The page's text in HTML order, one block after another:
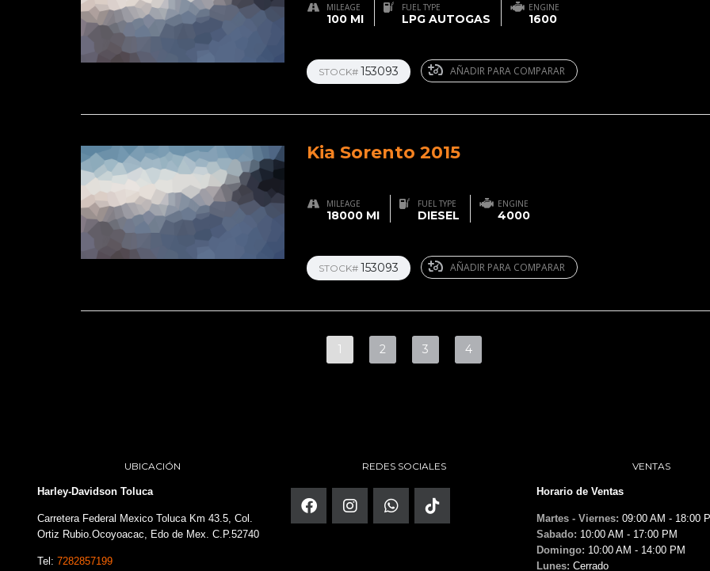
MILEAGE
100 MI
FUEL TYPE
LPG AUTOGAS
ENGINE
1600
STOCK# 153093 AÑADIR PARA COMPARAR
Kia Sorento 2015
MILEAGE
18000 MI
FUEL TYPE
DIESEL
ENGINE
4000
STOCK# 153093 AÑADIR PARA COMPARAR
1 2 3 4
UBICACIÓN
Harley-Davidson Toluca
Carretera Federal Mexico Toluca Km 43.5, Col.
Ortiz Rubio.Ocoyoacac, Edo de Mex. C.P.52740
Tel: 7282857199
REDES SOCIALES VENTAS
Horario de Ventas
Martes - Viernes: 09:00 AM - 18:00
Sabado: 10:00 AM - 17:00 PM
Domingo: 10:00 AM - 14:00 PM
Lunes: Cerrado